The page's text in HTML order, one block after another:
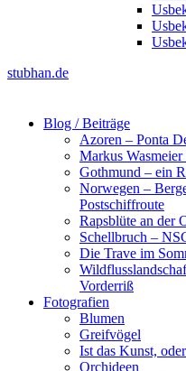
stubhan.de
Blog / Beiträge
Azoren – Ponta
Markus
Gothmund – ein
Norwegen –
Postschiffroute
Rapsblüte an der
Schellbruch –
Die Trave im
Vorderriß
Fotografien
Blumen
Greifvögel
Ist das Kunst,
Orchideen